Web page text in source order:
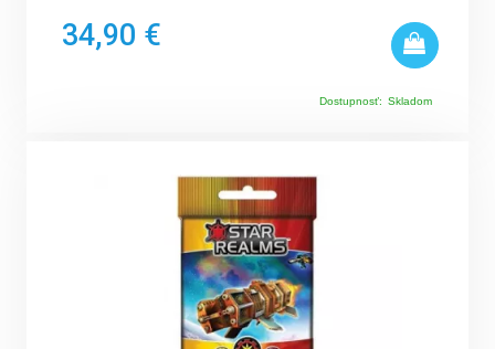
34,90 €
Dostupnosť: Skladom